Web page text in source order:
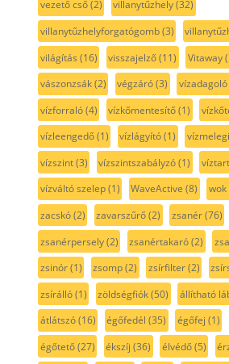
vezető cső(2) villanytűzhely(32)
villanytűzhelyforgatógomb(3)
világítás (16) visszajelző(11) Vitaway
vászonzsák(2) végzáró(3) vízadagoló
vízforraló(4) vízkőmentesítő(1)
vízleengedő(1) vízlágyító(1)
vízszint(3) vízszintszabályzó(1)
vízváltó szelep(1) WaveActive (8) wok
zacskó(2) zavarszűrő(2) zsanér(76)
zsanérpersely(2) zsanértakaró(2)
zsinór(1) zsomp(2) zsírfilter(2)
zsírálló(1) zöldségfiók(50) állítható
átlátszó(16) égőfedél (35) égőfej (1)
égőtető(27) ékszíj (36) élvédő(5)